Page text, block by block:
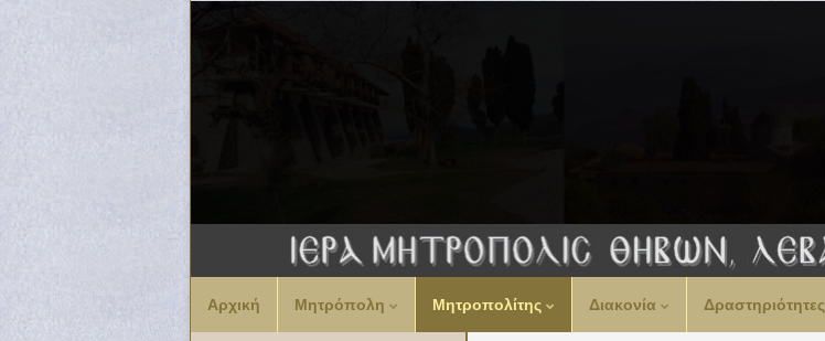
Αρχική Μητρόπολη Μητροπολίτης Διακονία Δραστηριότητες
00:00